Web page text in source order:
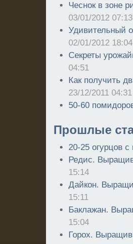
Чеснок в зоне
03/01/2012 07:13
Удивительный
02/01/2012 18:04
Секреты
04:51
Как получить
23/12/2011 04:31
50-60
Прошлые
20-25 огурцов с
Редис.
15:14
Дайкон.
15:11
Баклажан.
15:04
Горох.